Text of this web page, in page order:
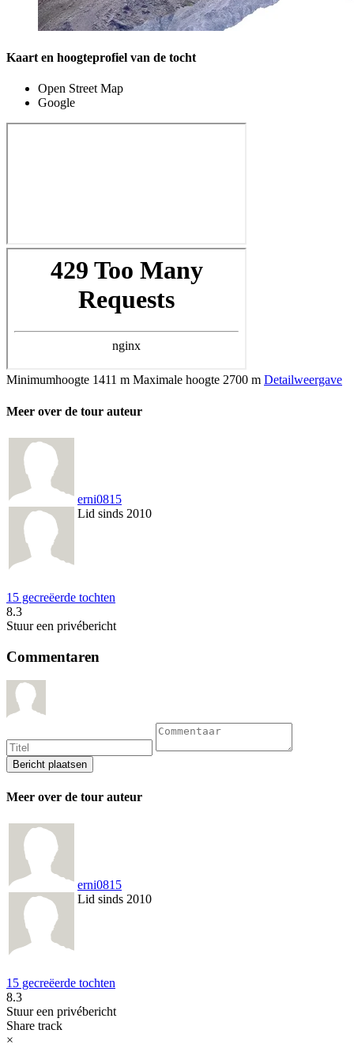
Kaart en hoogteprofiel van de tocht
Open Street Map
Google
Minimumhoogte 1411 m Maximale hoogte 2700 m Detailweergave
Meer over de tour auteur
erni0815
Lid sinds 2010
15 gecreëerde tochten
8.3
Stuur een privébericht
Commentaren
Meer over de tour auteur
erni0815
Lid sinds 2010
15 gecreëerde tochten
8.3
Stuur een privébericht
Share track
×